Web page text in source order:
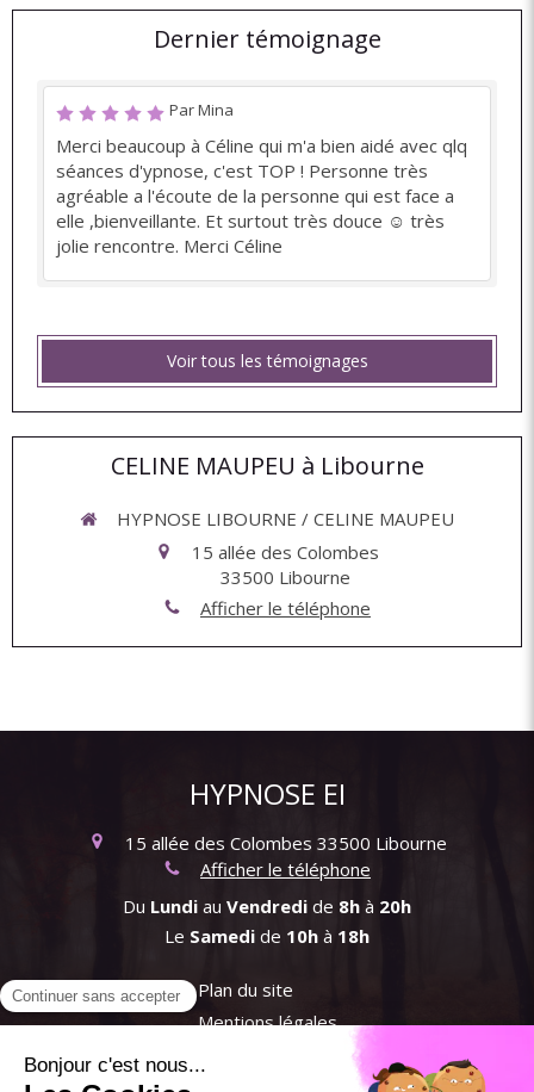
Dernier témoignage
Par Mina
Merci beaucoup à Céline qui m'a bien aidé avec qlq
séances d'ypnose, c'est TOP ! Personne très
agréable a l'écoute de la personne qui est face a
elle ,bienveillante. Et surtout très douce ☺️ très
jolie rencontre. Merci Céline
Voir tous les témoignages
CELINE MAUPEU à Libourne
HYPNOSE LIBOURNE / CELINE MAUPEU
15 allée des Colombes
33500 Libourne
Afficher le téléphone
HYPNOSE EI
15 allée des Colombes 33500 Libourne
Afficher le téléphone
Du Lundi au Vendredi de 8h à 20h
Le Samedi de 10h à 18h
Plan du site
Mentions légales